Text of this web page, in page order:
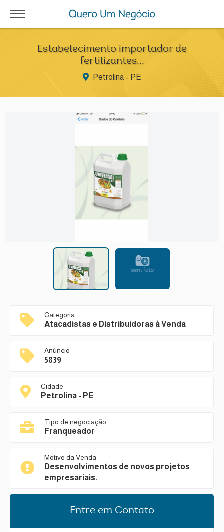
Estabelecimento importador de
fertilizantes...
Petrolina - PE
Categoria
Atacadistas e Distribuidoras à Venda
Anúncio
5839
Cidade
Petrolina - PE
Tipo de negociação
Franqueador
Motivo da Venda
Desenvolvimentos de novos projetos
empresariais.
Entre em Contato